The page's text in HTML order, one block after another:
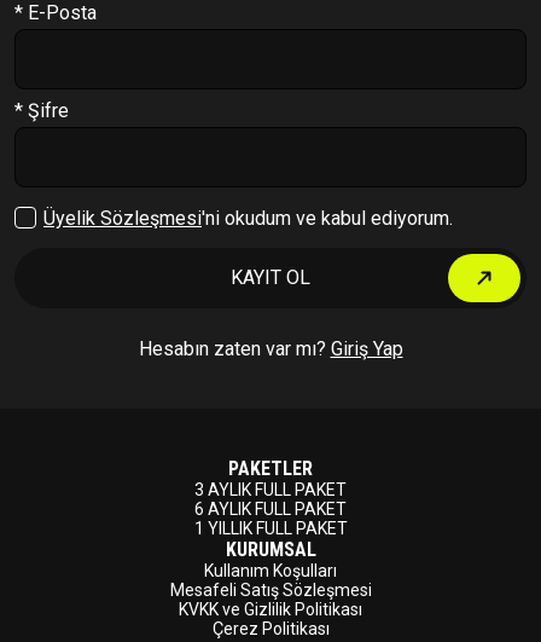
PT Formu
* E-Posta
* Şifre
Üyelik Sözleşmesi'ni okudum ve kabul ediyorum.
KAYIT OL
Hesabın zaten var mı? Giriş Yap
PAKETLER
3 AYLIK FULL PAKET
6 AYLIK FULL PAKET
1 YILLIK FULL PAKET
KURUMSAL
Kullanım Koşulları
Mesafeli Satış Sözleşmesi
KVKK ve Gizlilik Politikası
Çerez Politikası